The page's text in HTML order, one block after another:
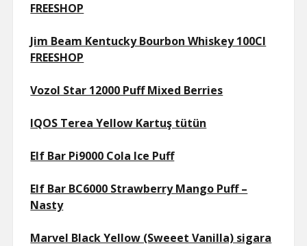
FREESHOP
Jim Beam Kentucky Bourbon Whiskey 100Cl
FREESHOP
Vozol Star 12000 Puff Mixed Berries
IQOS Terea Yellow Kartuş tütün
Elf Bar Pi9000 Cola Ice Puff
Elf Bar BC6000 Strawberry Mango Puff –
Nasty
Marvel Black Yellow (Sweeet Vanilla) sigara